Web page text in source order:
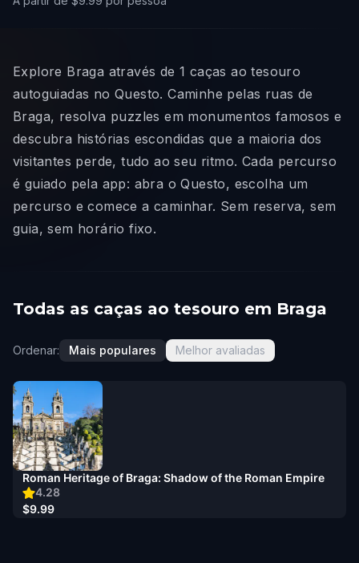
Explore Braga através de 1 caças ao tesouro
autoguiadas no Questo. Caminhe pelas ruas de
Braga, resolva puzzles em monumentos famosos e
descubra histórias escondidas que a maioria dos
visitantes perde, tudo ao seu ritmo. Cada percurso
é guiado pela app: abra o Questo, escolha um
percurso e comece a caminhar. Sem reserva, sem
guia, sem horário fixo.
Todas as caças ao tesouro em Braga
Ordenar: Mais populares Melhor avaliadas
4.28
Roman Heritage of Braga: Shadow of the Roman Empire
$9.99